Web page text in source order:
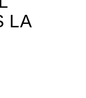
LA